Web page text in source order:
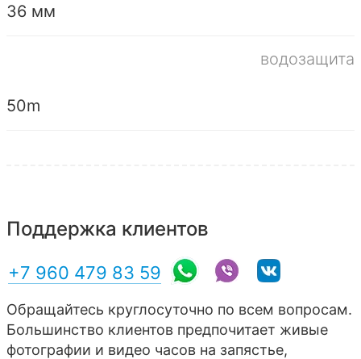
36 мм
водозащита
50m
Поддержка клиентов
+7 960 479 83 59
Обращайтесь круглосуточно по всем вопросам.
Большинство клиентов предпочитает живые
фотографии и видео часов на запястье,